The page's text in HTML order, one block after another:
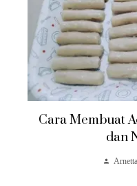
Cara Membuat
dan
Arnetta